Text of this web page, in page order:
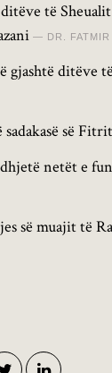
të
DR. FATMIR
gjashtë ditëve
së Fitrit
netët e
së muajit të